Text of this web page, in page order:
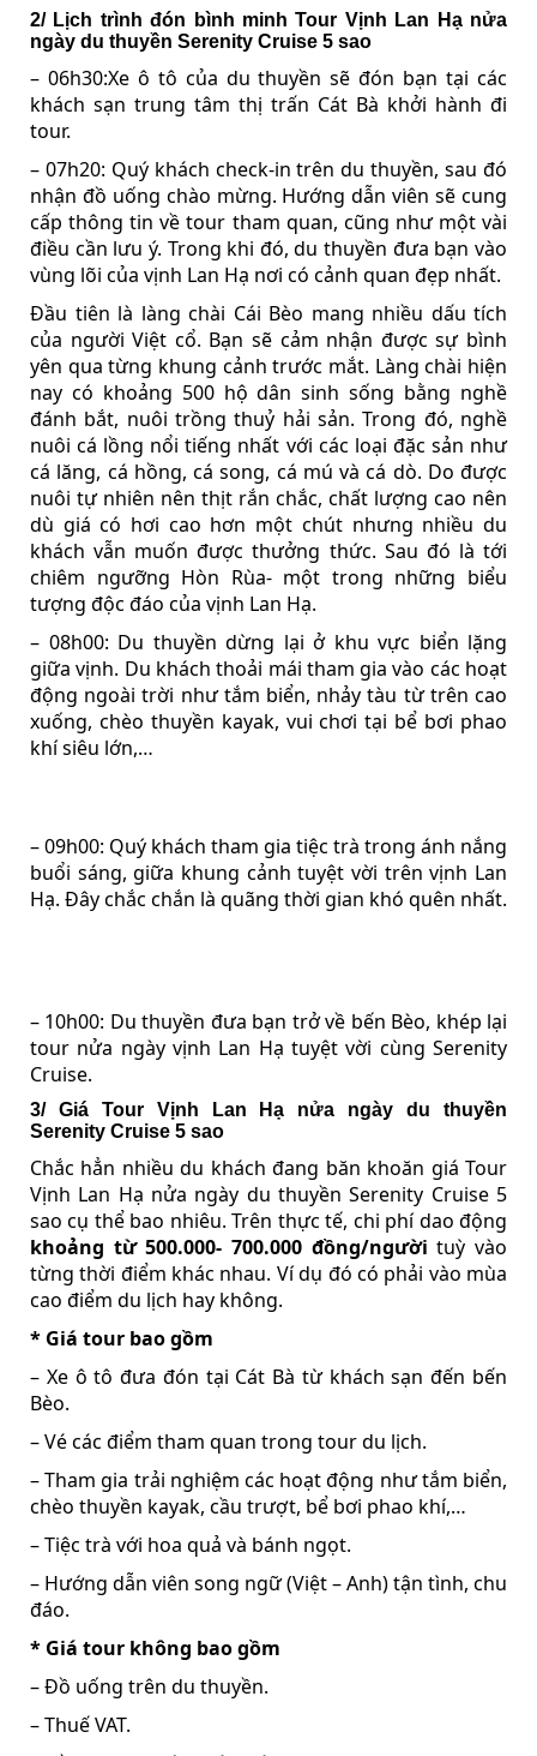
2/ Lịch trình đón bình minh Tour Vịnh Lan Hạ nửa
ngày du thuyền Serenity Cruise 5 sao
– 06h30:Xe ô tô của du thuyền sẽ đón bạn tại các
khách sạn trung tâm thị trấn Cát Bà khởi hành đi
tour.
– 07h20: Quý khách check-in trên du thuyền, sau đó
nhận đồ uống chào mừng. Hướng dẫn viên sẽ cung
cấp thông tin về tour tham quan, cũng như một vài
điều cần lưu ý. Trong khi đó, du thuyền đưa bạn vào
vùng lõi của vịnh Lan Hạ nơi có cảnh quan đẹp nhất.
Đầu tiên là làng chài Cái Bèo mang nhiều dấu tích
của người Việt cổ. Bạn sẽ cảm nhận được sự bình
yên qua từng khung cảnh trước mắt. Làng chài hiện
nay có khoảng 500 hộ dân sinh sống bằng nghề
đánh bắt, nuôi trồng thuỷ hải sản. Trong đó, nghề
nuôi cá lồng nổi tiếng nhất với các loại đặc sản như
cá lăng, cá hồng, cá song, cá mú và cá dò. Do được
nuôi tự nhiên nên thịt rắn chắc, chất lượng cao nên
dù giá có hơi cao hơn một chút nhưng nhiều du
khách vẫn muốn được thưởng thức. Sau đó là tới
chiêm ngưỡng Hòn Rùa- một trong những biểu
tượng độc đáo của vịnh Lan Hạ.
– 08h00: Du thuyền dừng lại ở khu vực biển lặng
giữa vịnh. Du khách thoải mái tham gia vào các hoạt
động ngoài trời như tắm biển, nhảy tàu từ trên cao
xuống, chèo thuyền kayak, vui chơi tại bể bơi phao
khí siêu lớn,…
– 09h00: Quý khách tham gia tiệc trà trong ánh nắng
buổi sáng, giữa khung cảnh tuyệt vời trên vịnh Lan
Hạ. Đây chắc chắn là quãng thời gian khó quên nhất.
– 10h00: Du thuyền đưa bạn trở về bến Bèo, khép lại
tour nửa ngày vịnh Lan Hạ tuyệt vời cùng Serenity
Cruise.
3/ Giá Tour Vịnh Lan Hạ nửa ngày du thuyền
Serenity Cruise 5 sao
Chắc hẳn nhiều du khách đang băn khoăn giá Tour
Vịnh Lan Hạ nửa ngày du thuyền Serenity Cruise 5
sao cụ thể bao nhiêu. Trên thực tế, chi phí dao động
khoảng từ 500.000- 700.000 đồng/người tuỳ vào
từng thời điểm khác nhau. Ví dụ đó có phải vào mùa
cao điểm du lịch hay không.
* Giá tour bao gồm
– Xe ô tô đưa đón tại Cát Bà từ khách sạn đến bến
Bèo.
– Vé các điểm tham quan trong tour du lịch.
– Tham gia trải nghiệm các hoạt động như tắm biển,
chèo thuyền kayak, cầu trượt, bể bơi phao khí,…
– Tiệc trà với hoa quả và bánh ngọt.
– Hướng dẫn viên song ngữ (Việt – Anh) tận tình, chu
đáo.
* Giá tour không bao gồm
– Đồ uống trên du thuyền.
– Thuế VAT.